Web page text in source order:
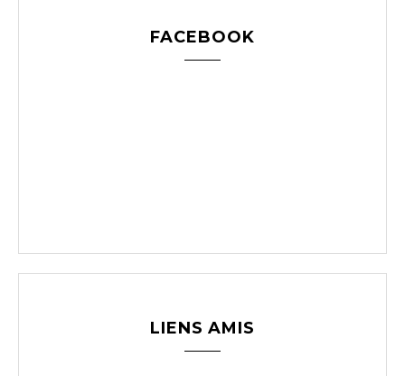
FACEBOOK
LIENS AMIS